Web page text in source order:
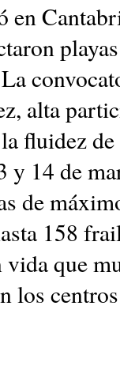
en
alta
fluidez
y 14 de
de
158
que
los